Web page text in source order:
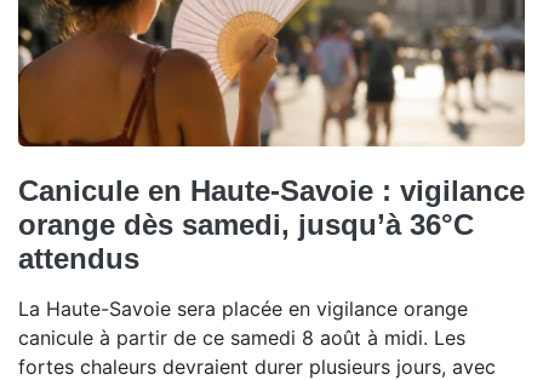
Canicule en Haute-Savoie : vigilance
orange dès samedi, jusqu’à 36°C
attendus
La Haute-Savoie sera placée en vigilance orange
canicule à partir de ce samedi 8 août à midi. Les
fortes chaleurs devraient durer plusieurs jours, avec